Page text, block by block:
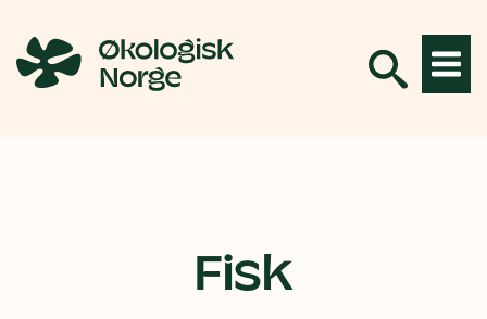
innhold
Fisk